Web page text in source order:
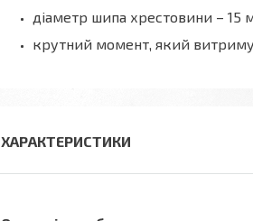
діаметр шипа хрестовини – 15
крутний момент, який
ХАРАКТЕРИСТИКИ